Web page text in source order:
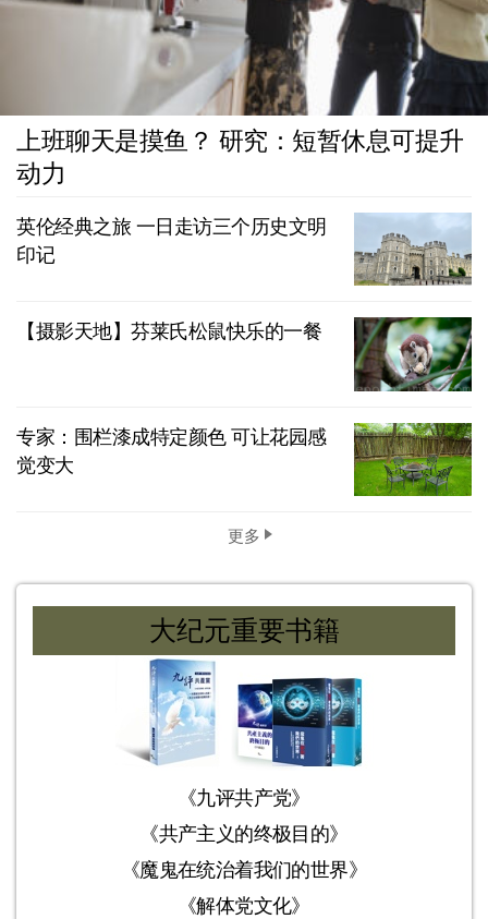
上班聊天是摸鱼？ 研究：短暂休息可提升
动力
英伦经典之旅 一日走访三个历史文明
印记
【摄影天地】芬莱氏松鼠快乐的一餐
专家：围栏漆成特定颜色 可让花园感
觉变大
更多
大纪元重要书籍
《九评共产党》
《共产主义的终极目的》
《魔鬼在统治着我们的世界》
《解体党文化》